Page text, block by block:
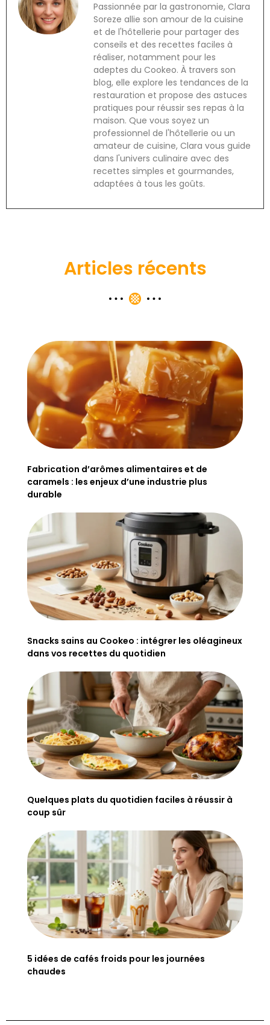
Passionnée par la gastronomie, Clara
Soreze allie son amour de la cuisine
et de l'hôtellerie pour partager des
conseils et des recettes faciles à
réaliser, notamment pour les
adeptes du Cookeo. À travers son
blog, elle explore les tendances de la
restauration et propose des astuces
pratiques pour réussir ses repas à la
maison. Que vous soyez un
professionnel de l'hôtellerie ou un
amateur de cuisine, Clara vous guide
dans l'univers culinaire avec des
recettes simples et gourmandes,
adaptées à tous les goûts.
Articles récents
Fabrication d’arômes alimentaires et de
caramels : les enjeux d’une industrie plus
durable
Snacks sains au Cookeo : intégrer les oléagineux
dans vos recettes du quotidien
Quelques plats du quotidien faciles à réussir à
coup sûr
5 idées de cafés froids pour les journées
chaudes